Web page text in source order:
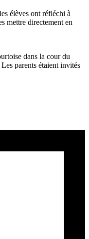
élèves ont réfléchi à
mettre directement en
dans la cour du
parents étaient invités